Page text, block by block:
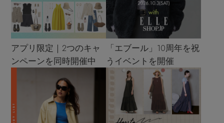
アプリ限定｜2つのキャ
ンペーンを同時開催中
「エブール」10周年を祝
うイベントを開催